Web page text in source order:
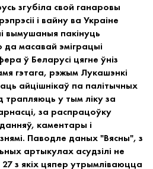
згубіла свой ганаровы
і вайну ва Украіне
вымушаныя пакінуць
масавай эміграцыі
ў Беларусі цягне ўніз
гэтага, рэжым Лукашэнкі
айцішнікаў па палітычных
у тым ліку за
за распрацоўку
каментары і
Паводле даных "Вясны", з
артыкулах асудзілі не
з якіх цяпер утрымліваюцца